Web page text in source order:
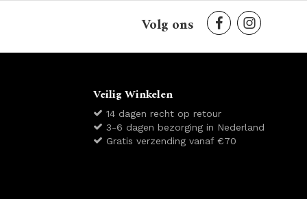
Volg ons
Veilig Winkelen
14 dagen recht op retour
3-6 dagen bezorging in Nederland
Gratis verzending vanaf €70